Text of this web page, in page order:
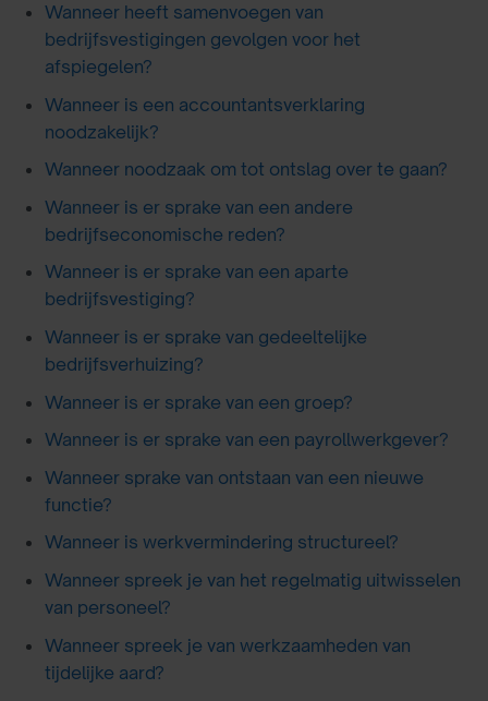
Wanneer heeft samenvoegen van
bedrijfsvestigingen gevolgen voor het
afspiegelen?
Wanneer is een accountantsverklaring
noodzakelijk?
Wanneer noodzaak om tot ontslag over te gaan?
Wanneer is er sprake van een andere
bedrijfseconomische reden?
Wanneer is er sprake van een aparte
bedrijfsvestiging?
Wanneer is er sprake van gedeeltelijke
bedrijfsverhuizing?
Wanneer is er sprake van een groep?
Wanneer is er sprake van een payrollwerkgever?
Wanneer sprake van ontstaan van een nieuwe
functie?
Wanneer is werkvermindering structureel?
Wanneer spreek je van het regelmatig uitwisselen
van personeel?
Wanneer spreek je van werkzaamheden van
tijdelijke aard?